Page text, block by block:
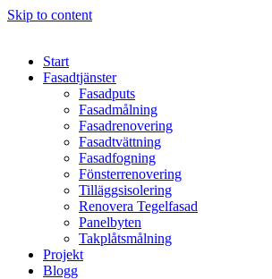
Skip to content
Start
Fasadtjänster
Fasadputs
Fasadmålning
Fasadrenovering
Fasadtvättning
Fasadfogning
Fönsterrenovering
Tilläggsisolering
Renovera Tegelfasad
Panelbyten
Takplåtsmålning
Projekt
Blogg